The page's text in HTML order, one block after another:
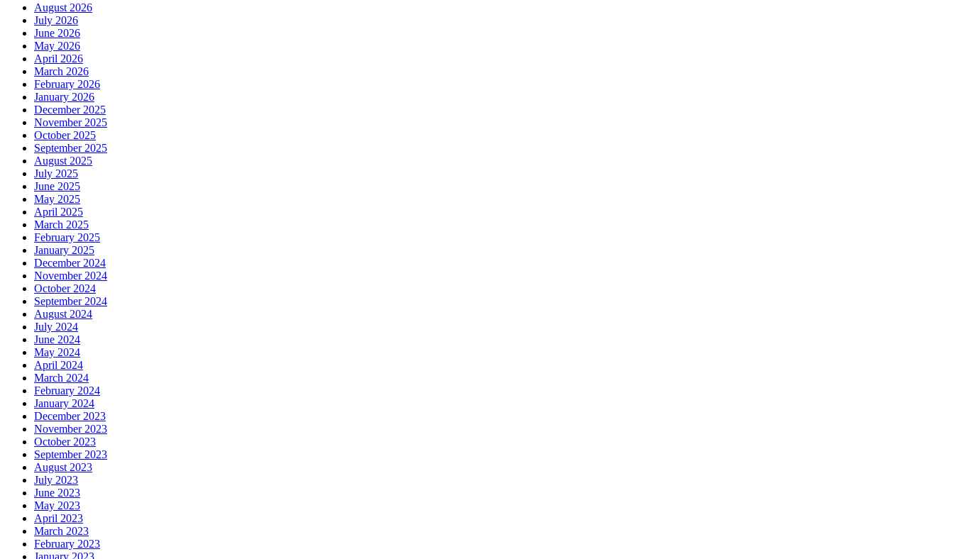
August 2026
July 2026
June 2026
May 2026
April 2026
March 2026
February 2026
January 2026
December 2025
November 2025
October 2025
September 2025
August 2025
July 2025
June 2025
May 2025
April 2025
March 2025
February 2025
January 2025
December 2024
November 2024
October 2024
September 2024
August 2024
July 2024
June 2024
May 2024
April 2024
March 2024
February 2024
January 2024
December 2023
November 2023
October 2023
September 2023
August 2023
July 2023
June 2023
May 2023
April 2023
March 2023
February 2023
January 2023